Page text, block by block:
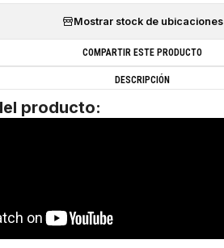
Mostrar stock de ubicaciones
COMPARTIR ESTE PRODUCTO
DESCRIPCIÓN
producto: